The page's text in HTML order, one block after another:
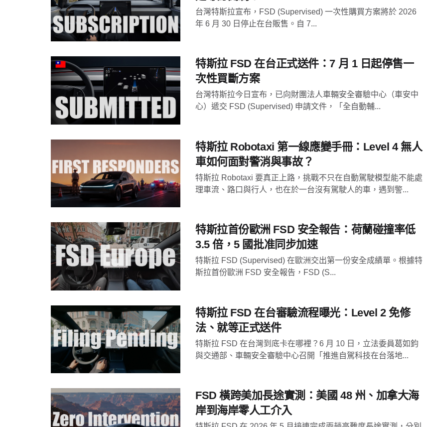
台灣特斯拉宣布，FSD (Supervised) 一次性購買方案將於 2026
年 6 月 30 日停止在台販售。自 7...
特斯拉 FSD 在台正式送件：7 月 1 日起停售一
次性買斷方案
台灣特斯拉今日宣布，已向財團法人車輛安全審驗中心（車安中
心）遞交 FSD (Supervised) 申請文件，「全自動輔...
特斯拉 Robotaxi 第一線應變手冊：Level 4 無人
車如何面對警消與事故？
特斯拉 Robotaxi 要真正上路，挑戰不只在自動駕駛模型能不能處
理車流、路口與行人，也在於一台沒有駕駛人的車，遇到警...
特斯拉首份歐洲 FSD 安全報告：荷蘭碰撞率低
3.5 倍，5 國批准同步加速
特斯拉 FSD (Supervised) 在歐洲交出第一份安全成績單。根據特
斯拉首份歐洲 FSD 安全報告，FSD (S...
特斯拉 FSD 在台審驗流程曝光：Level 2 免修
法、就等正式送件
特斯拉 FSD 在台灣到底卡在哪裡？6 月 10 日，立法委員葛如鈞
與交通部、車輛安全審驗中心召開「推進自駕科技在台落地...
FSD 橫跨美加長途實測：美國 48 州、加拿大海
岸到海岸零人工介入